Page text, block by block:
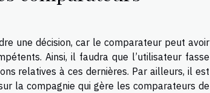
une décision, car le comparateur peut avoir
Ainsi, il faudra que l’utilisateur fasse
relatives à ces dernières. Par ailleurs, il est
la compagnie qui gère les comparateurs de